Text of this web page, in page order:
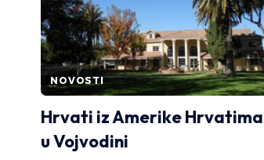
NOVOSTI
Hrvati iz Amerike Hrvatima
u Vojvodini